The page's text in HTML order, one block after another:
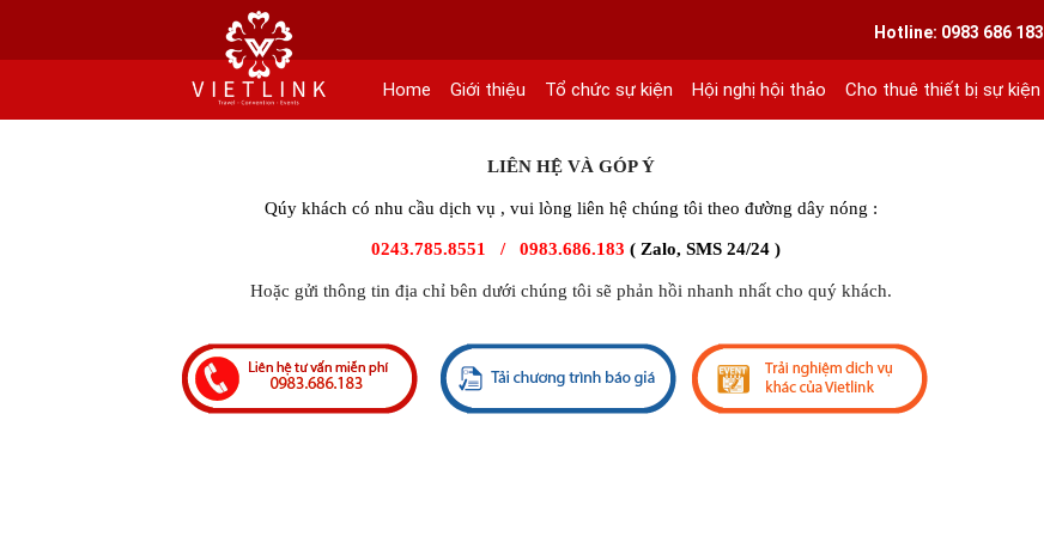
152 Khuất Duy Tiến - Phường Nhân Chính, Quận Thanh Xuân - Hà Nội
Kho xưởng: Lô 2, Làng Nghề Vạn Phúc, Hà Đông, Hà Nội.
Hotline/ skype/ Wechat/ Whatsapp : +84 .0983.686.183 / Tel : +84 243 785 8551 ext 101
Hotline: 0983 686 183
Home Giới thiệu Tổ chức sự kiện Hội nghị hội thảo Cho thuê thiết bị sự kiện
LIÊN HỆ VÀ GÓP Ý
Qúy khách có nhu cầu dịch vụ , vui lòng liên hệ chúng tôi theo đường dây nóng :
0243.785.8551 / 0983.686.183 ( Zalo, SMS 24/24 )
Hoặc gửi thông tin địa chỉ bên dưới chúng tôi sẽ phản hồi nhanh nhất cho quý khách.